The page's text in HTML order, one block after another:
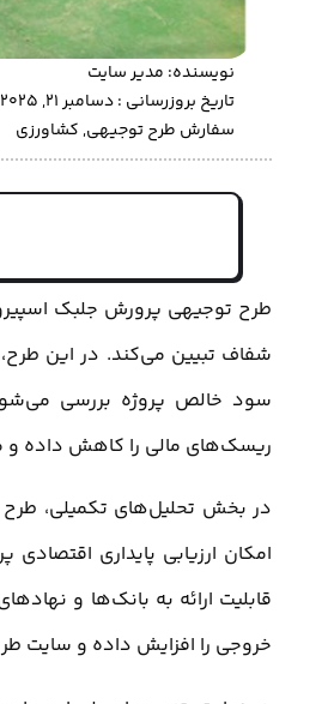
نویسنده: مدیر سایت
تاریخ بروزرسانی : دسامبر 21, 2025
سفارش طرح توجیهی,کشاورزی
طرح توجیهی پرورش جلبک
شفاف تبیین می‌کند. در این طرح،
سود خالص پروژه بررسی می‌شود
ریسک‌های مالی را کاهش داده و
در بخش تحلیل‌های تکمیلی، طرح
امکان ارزیابی پایداری
قابلیت ارائه به بانک‌ها و
خروجی را افزایش داده و سایت